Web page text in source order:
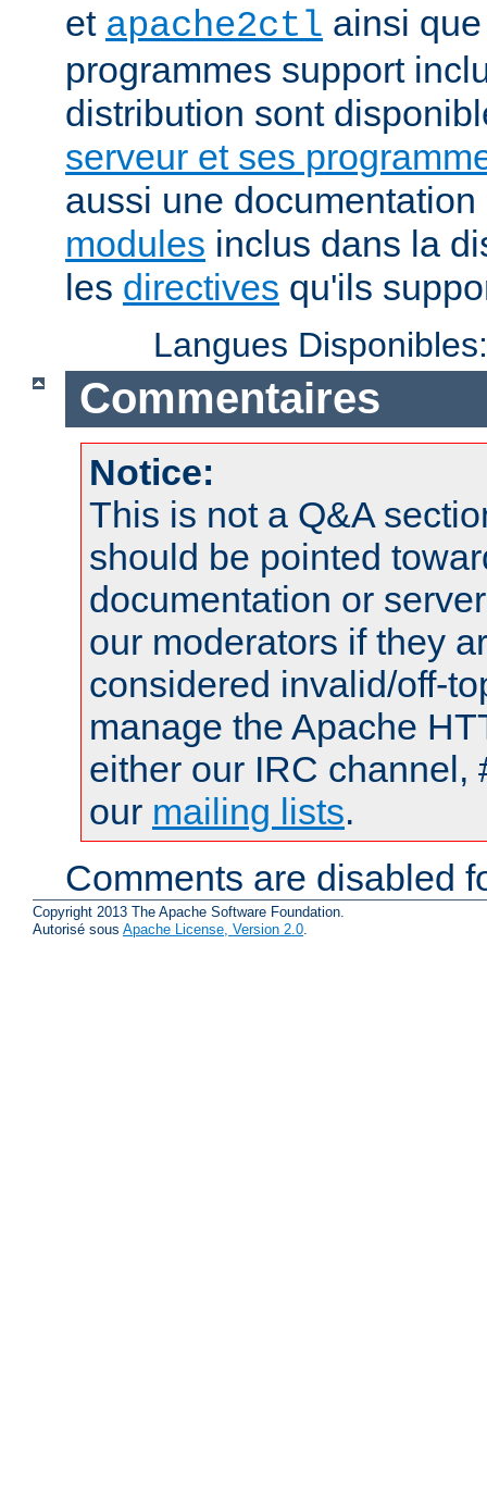
et apache2ctl ainsi
programmes support
distribution sont
serveur et ses
aussi une
modules inclus dans la
les directives qu'ils
Langues
Commentaires
Notice:
This is not a Q&A
should be pointed
documentation or
our moderators if they
considered invalid/off-
manage the Apache
either our IRC channel,
our mailing lists.
Comments are disabled
Copyright 2013 The Apache Software Foundation.
Autorisé sous Apache License, Version 2.0